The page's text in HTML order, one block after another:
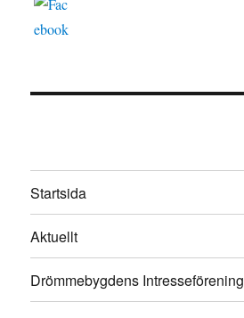
Startsida
Aktuellt
Drömmebygdens Intresseförening